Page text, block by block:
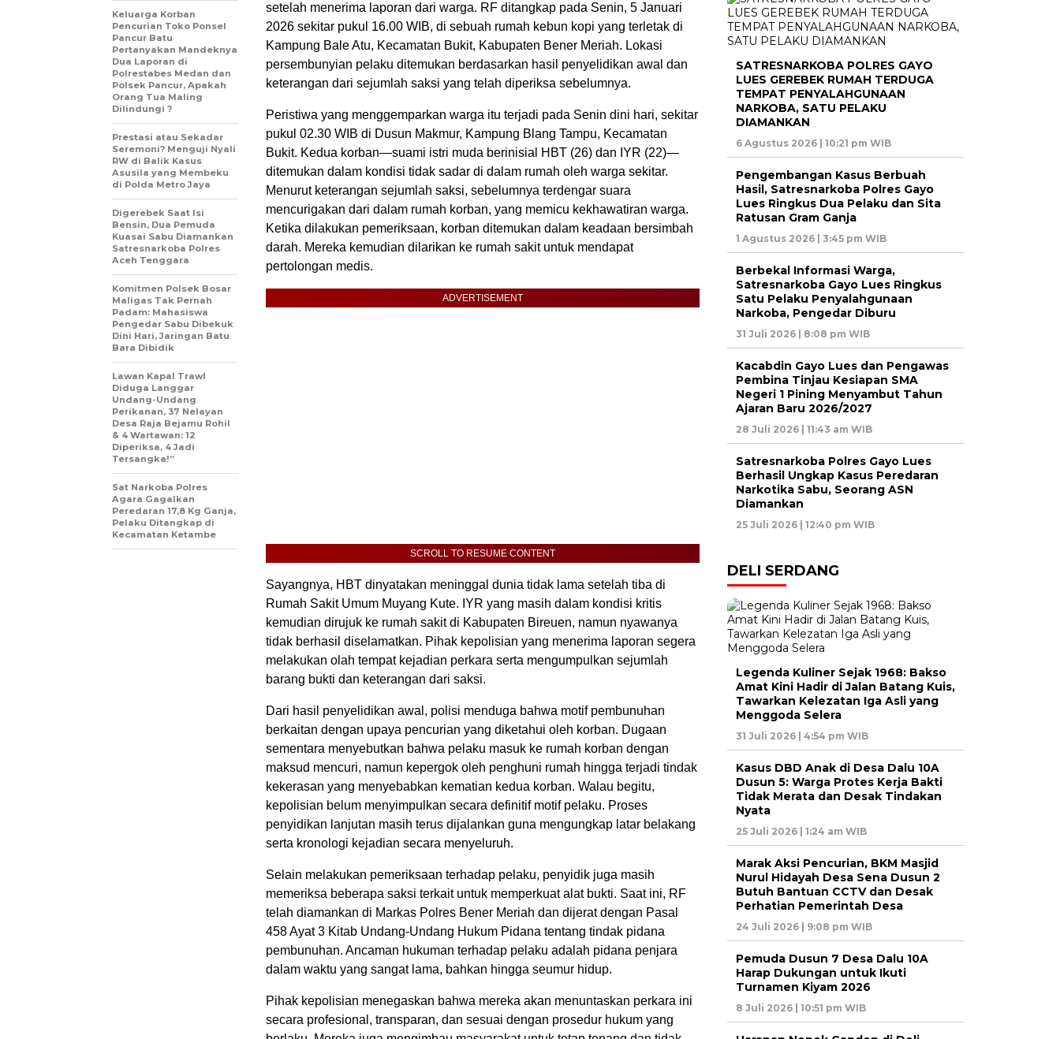
setelah menerima laporan dari warga. RF ditangkap pada Senin, 5 Januari
2026 sekitar pukul 16.00 WIB, di sebuah rumah kebun kopi yang terletak di
Kampung Bale Atu, Kecamatan Bukit, Kabupaten Bener Meriah. Lokasi
persembunyian pelaku ditemukan berdasarkan hasil penyelidikan awal dan
keterangan dari sejumlah saksi yang telah diperiksa sebelumnya.
Peristiwa yang menggemparkan warga itu terjadi pada Senin dini hari, sekitar
pukul 02.30 WIB di Dusun Makmur, Kampung Blang Tampu, Kecamatan
Bukit. Kedua korban—suami istri muda berinisial HBT (26) dan IYR (22)—
ditemukan dalam kondisi tidak sadar di dalam rumah oleh warga sekitar.
Menurut keterangan sejumlah saksi, sebelumnya terdengar suara
mencurigakan dari dalam rumah korban, yang memicu kekhawatiran warga.
Ketika dilakukan pemeriksaan, korban ditemukan dalam keadaan bersimbah
darah. Mereka kemudian dilarikan ke rumah sakit untuk mendapat
pertolongan medis.
ADVERTISEMENT
SCROLL TO RESUME CONTENT
Sayangnya, HBT dinyatakan meninggal dunia tidak lama setelah tiba di
Rumah Sakit Umum Muyang Kute. IYR yang masih dalam kondisi kritis
kemudian dirujuk ke rumah sakit di Kabupaten Bireuen, namun nyawanya
tidak berhasil diselamatkan. Pihak kepolisian yang menerima laporan segera
melakukan olah tempat kejadian perkara serta mengumpulkan sejumlah
barang bukti dan keterangan dari saksi.
Dari hasil penyelidikan awal, polisi menduga bahwa motif pembunuhan
berkaitan dengan upaya pencurian yang diketahui oleh korban. Dugaan
sementara menyebutkan bahwa pelaku masuk ke rumah korban dengan
maksud mencuri, namun kepergok oleh penghuni rumah hingga terjadi tindak
kekerasan yang menyebabkan kematian kedua korban. Walau begitu,
kepolisian belum menyimpulkan secara definitif motif pelaku. Proses
penyidikan lanjutan masih terus dijalankan guna mengungkap latar belakang
serta kronologi kejadian secara menyeluruh.
Selain melakukan pemeriksaan terhadap pelaku, penyidik juga masih
memeriksa beberapa saksi terkait untuk memperkuat alat bukti. Saat ini, RF
telah diamankan di Markas Polres Bener Meriah dan dijerat dengan Pasal
458 Ayat 3 Kitab Undang-Undang Hukum Pidana tentang tindak pidana
pembunuhan. Ancaman hukuman terhadap pelaku adalah pidana penjara
dalam waktu yang sangat lama, bahkan hingga seumur hidup.
Pihak kepolisian menegaskan bahwa mereka akan menuntaskan perkara ini
secara profesional, transparan, dan sesuai dengan prosedur hukum yang
Keluarga Korban
Pencurian Toko Ponsel
Pancur Batu
Pertanyakan Mandeknya
Dua Laporan di
Polrestabes Medan dan
Polsek Pancur, Apakah
Orang Tua Maling
Dilindungi ?
Prestasi atau Sekadar
Seremoni? Menguji Nyali
RW di Balik Kasus
Asusila yang Membeku
di Polda Metro Jaya
Digerebek Saat Isi
Bensin, Dua Pemuda
Kuasai Sabu Diamankan
Satresnarkoba Polres
Aceh Tenggara
Komitmen Polsek Bosar
Maligas Tak Pernah
Padam: Mahasiswa
Pengedar Sabu Dibekuk
Dini Hari, Jaringan Batu
Bara Dibidik
Lawan Kapal Trawl
Diduga Langgar
Undang-Undang
Perikanan, 37 Nelayan
Desa Raja Bejamu Rohil
& 4 Wartawan: 12
Diperiksa, 4 Jadi
Tersangka!”
Sat Narkoba Polres
Agara Gagalkan
Peredaran 17,8 Kg Ganja,
Pelaku Ditangkap di
Kecamatan Ketambe
SATRESNARKOBA POLRES GAYO
LUES GEREBEK RUMAH TERDUGA
TEMPAT PENYALAHGUNAAN
NARKOBA, SATU PELAKU
DIAMANKAN
6 Agustus 2026 | 10:21 pm WIB
Pengembangan Kasus Berbuah
Hasil, Satresnarkoba Polres Gayo
Lues Ringkus Dua Pelaku dan Sita
Ratusan Gram Ganja
1 Agustus 2026 | 3:45 pm WIB
Berbekal Informasi Warga,
Satresnarkoba Gayo Lues Ringkus
Satu Pelaku Penyalahgunaan
Narkoba, Pengedar Diburu
31 Juli 2026 | 8:08 pm WIB
Kacabdin Gayo Lues dan Pengawas
Pembina Tinjau Kesiapan SMA
Negeri 1 Pining Menyambut Tahun
Ajaran Baru 2026/2027
28 Juli 2026 | 11:43 am WIB
Satresnarkoba Polres Gayo Lues
Berhasil Ungkap Kasus Peredaran
Narkotika Sabu, Seorang ASN
Diamankan
25 Juli 2026 | 12:40 pm WIB
DELI SERDANG
Legenda Kuliner Sejak 1968: Bakso
Amat Kini Hadir di Jalan Batang Kuis,
Tawarkan Kelezatan Iga Asli yang
Menggoda Selera
31 Juli 2026 | 4:54 pm WIB
Kasus DBD Anak di Desa Dalu 10A
Dusun 5: Warga Protes Kerja Bakti
Tidak Merata dan Desak Tindakan
Nyata
25 Juli 2026 | 1:24 am WIB
Marak Aksi Pencurian, BKM Masjid
Nurul Hidayah Desa Sena Dusun 2
Butuh Bantuan CCTV dan Desak
Perhatian Pemerintah Desa
24 Juli 2026 | 9:08 pm WIB
Pemuda Dusun 7 Desa Dalu 10A
Harap Dukungan untuk Ikuti
Turnamen Kiyam 2026
8 Juli 2026 | 10:51 pm WIB